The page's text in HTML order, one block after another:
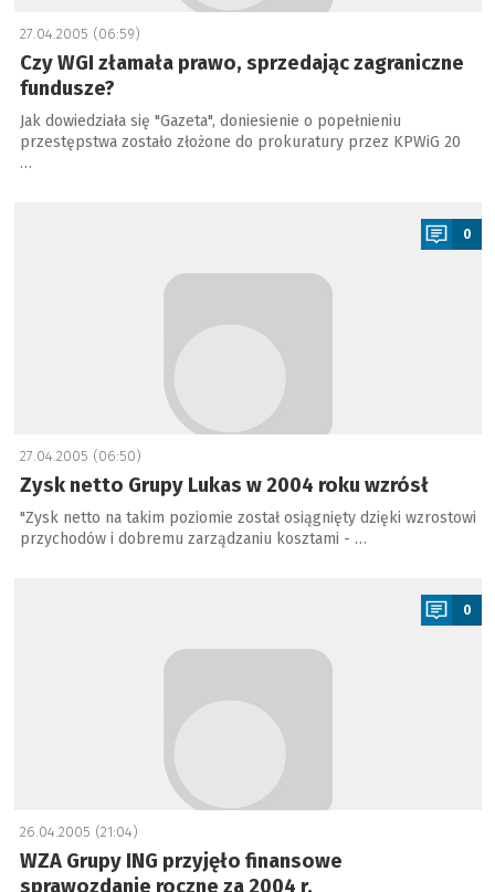
27.04.2005 (06:59)
Czy WGI złamała prawo, sprzedając zagraniczne
fundusze?
Jak dowiedziała się "Gazeta", doniesienie o popełnieniu
przestępstwa zostało złożone do prokuratury przez KPWiG 20
…
0
27.04.2005 (06:50)
Zysk netto Grupy Lukas w 2004 roku wzrósł
"Zysk netto na takim poziomie został osiągnięty dzięki wzrostowi
przychodów i dobremu zarządzaniu kosztami - …
0
26.04.2005 (21:04)
WZA Grupy ING przyjęło finansowe
sprawozdanie roczne za 2004 r.